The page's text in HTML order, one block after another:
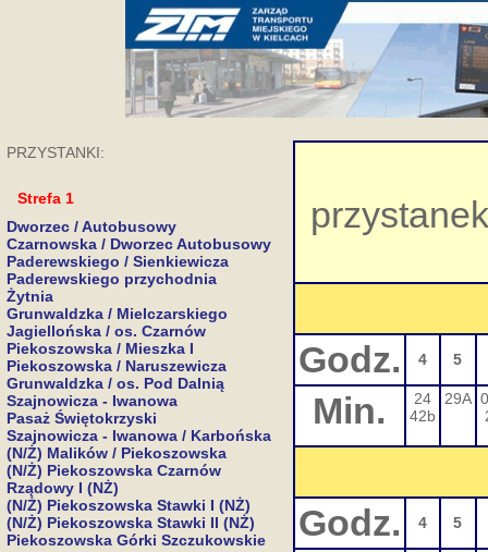
PRZYSTANKI:
Strefa 1
Dworzec / Autobusowy
Czarnowska / Dworzec Autobusowy
Paderewskiego / Sienkiewicza
Paderewskiego przychodnia
Żytnia
Grunwaldzka / Mielczarskiego
Jagiellońska / os. Czarnów
Piekoszowska / Mieszka I
Piekoszowska / Naruszewicza
Grunwaldzka / os. Pod Dalnią
Szajnowicza - Iwanowa
Pasaż Świętokrzyski
Szajnowicza - Iwanowa / Karbońska
(N/Ż) Malików / Piekoszowska
(N/Ż) Piekoszowska Czarnów
Rządowy I (NŻ)
(N/Ż) Piekoszowska Stawki I (NŻ)
(N/Ż) Piekoszowska Stawki II (NŻ)
Piekoszowska Górki Szczukowskie
Godz. 4 5
Min.
24
42b
29A
Godz. 4 5